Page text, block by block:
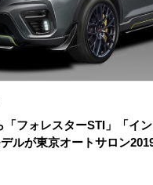
フォレスターSTI」「イ
ルが東京オートサロン